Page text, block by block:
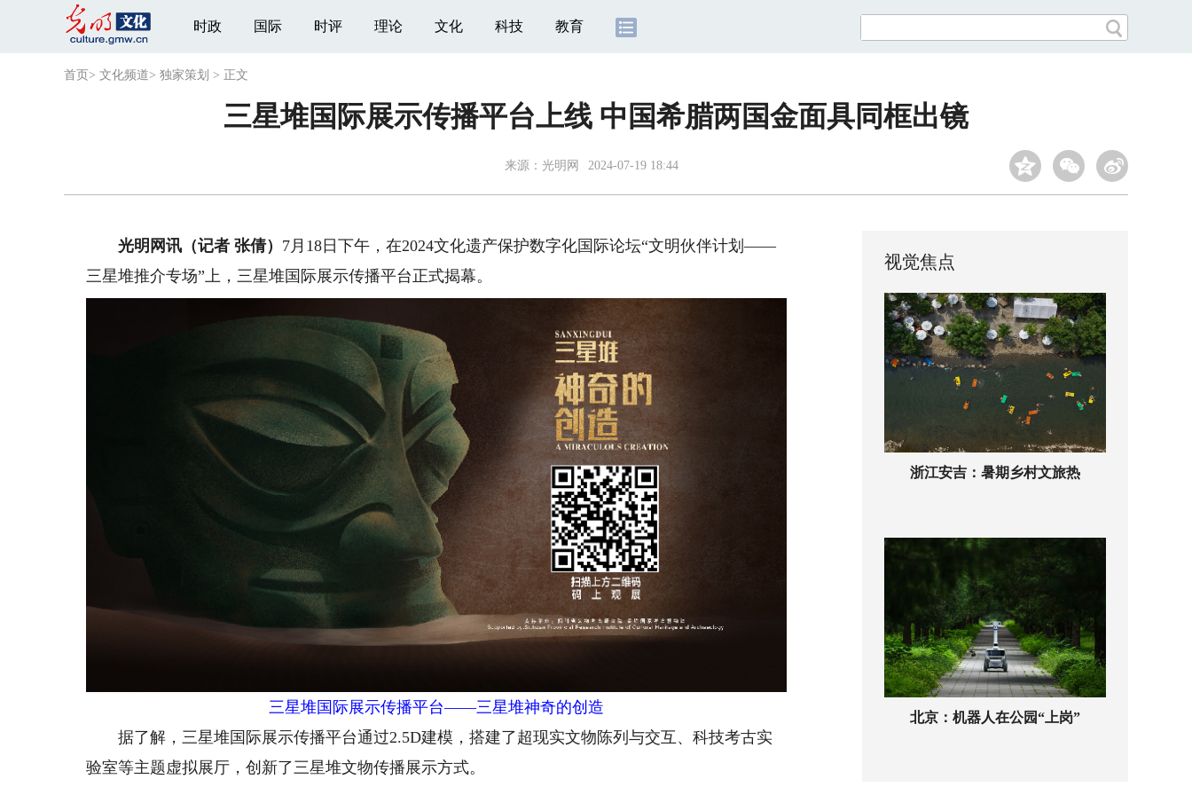
时政 国际 时评 理论 文化 科技 教育
首页 > 文化频道> 独家策划 > 正文
三星堆国际展示传播平台上线 中国希腊两国金面具同框出镜
来源： 光明网 2024-07-19 18:44
光明网讯（记者 张倩） 7月18日下午，在2024文化遗产保护数字化国际论坛“文明伙伴计划——
三星堆推介专场”上，三星堆国际展示传播平台正式揭幕。
三星堆国际展示传播平台——三星堆神奇的创造
据了解，三星堆国际展示传播平台通过2.5D建模，搭建了超现实文物陈列与交互、科技考古实
验室等主题虚拟展厅，创新了三星堆文物传播展示方式。
视觉焦点
浙江安吉：暑期乡村文旅热
北京：机器人在公园“上岗”